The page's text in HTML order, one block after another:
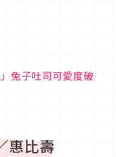
兔子吐司可愛度破
惠比壽